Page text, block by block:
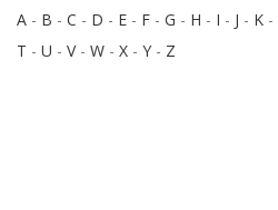
A - B - C - D - E - F - G - H - I - J - K -
T - U - V- W - X - Y - Z